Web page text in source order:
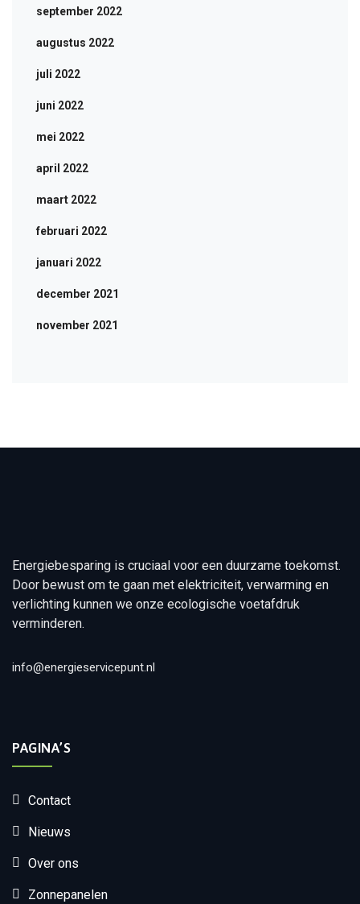
september 2022
augustus 2022
juli 2022
juni 2022
mei 2022
april 2022
maart 2022
februari 2022
januari 2022
december 2021
november 2021
Energiebesparing is cruciaal voor een duurzame toekomst.
Door bewust om te gaan met elektriciteit, verwarming en
verlichting kunnen we onze ecologische voetafdruk
verminderen.
info@energieservicepunt.nl
PAGINA’S
Contact
Nieuws
Over ons
Zonnepanelen